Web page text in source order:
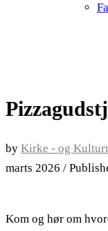
by Kirke - og
marts 2026 /
Kom og hør om